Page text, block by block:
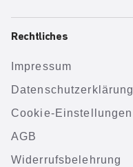
Rechtliches
Impressum
Datenschutzerklärung
Cookie-Einstellungen
AGB
Widerrufsbelehrung